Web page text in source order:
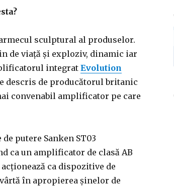
sculptural al produselor.
de viață și exploziv, dinamic iar
integrat Evolution
descris de producătorul britanic
convenabil amplificator pe care
putere Sanken ST03
ca un amplificator de clasă AB
ca dispozitive de
în apropierea șinelor de